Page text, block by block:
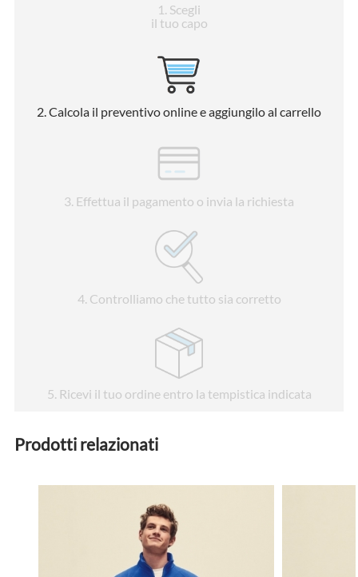
1 . Scegli
il tuo capo
2. Calcola il preventivo online e aggiungilo al carrello
3 . Effettua il pagamento o invia la richiesta
4. Controlliamo che tutto sia corretto
5 . Ricevi il tuo ordine entro la tempistica indicata
Prodotti relazionati